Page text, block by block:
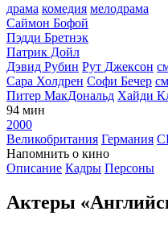
драма комедия мелодрама
Саймон Бофой
Пэдди Бретнэк
Патрик Дойл
Дэвид Рубин Рут Джексон
Сара Холдрен Софи Бечер
Питер МакДональд Хайди
94 мин
2000
Великобритания Германия
Напомнить о кино
Описание Кадры Персоны
Актеры